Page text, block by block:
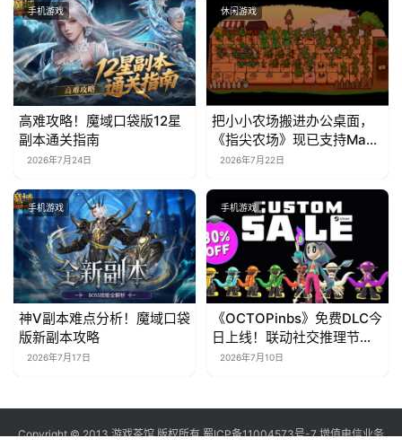
手机游戏
高难攻略！魔域口袋版12星
副本通关指南
2026年7月24日
休闲游戏
把小小农场搬进办公桌面，
《指尖农场》现已支持Mac
系统！
2026年7月22日
手机游戏
神V副本难点分析！魔域口袋
版新副本攻略
2026年7月17日
手机游戏
《OCTOPinbs》免费DLC今
日上线！联动社交推理节限
时7折
2026年7月10日
Copyright © 2013 游戏茶馆 版权所有蜀ICP备11004573号-7增值电信业务